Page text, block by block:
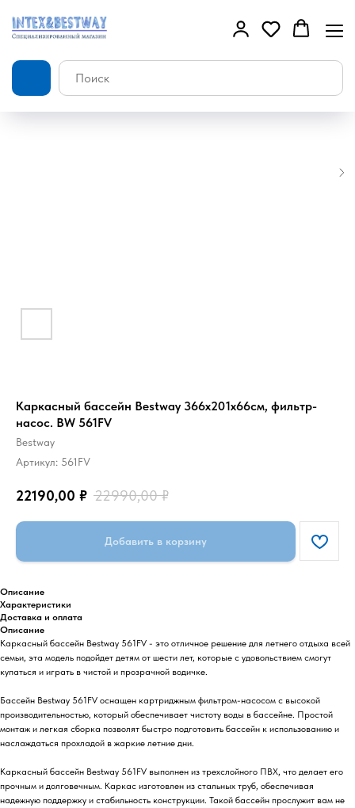
Каркасный бассейн Bestway 366x201x66см, фильтр-
насос. BW 561FV
Bestway
Артикул: 561FV
22190,00 ₽ 22990,00 ₽
Добавить в корзину
Описание
Характеристики
Доставка и оплата
Описание
Каркасный бассейн Bestway 561FV - это отличное решение для летнего отдыха всей
семьи, эта модель подойдет детям от шести лет, которые с удовольствием смогут
купаться и играть в чистой и прозрачной водичке.
Бассейн Bestway 561FV оснащен картриджным фильтром-насосом с высокой
производительностью, который обеспечивает чистоту воды в бассейне. Простой
монтаж и легкая сборка позволят быстро подготовить бассейн к использованию и
наслаждаться прохладой в жаркие летние дни.
Каркасный бассейн Bestway 561FV выполнен из трехслойного ПВХ, что делает его
прочным и долговечным. Каркас изготовлен из стальных труб, обеспечивая
надежную поддержку и стабильность конструкции. Такой бассейн прослужит вам не